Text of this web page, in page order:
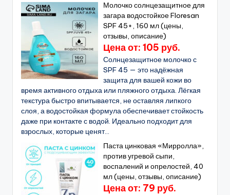
Молочко солнцезащитное для
загара водостойкое Floresan
SPF 45+, 160 мл (цены,
отзывы, описание)
Цена от: 105 руб.
Солнцезащитное молочко с
SPF 45 — это надёжная
защита для вашей кожи во
время активного отдыха или пляжного отдыха. Лёгкая
текстура быстро впитывается, не оставляя липкого
слоя, а водостойкая формула обеспечивает стойкость
даже при контакте с водой. Идеально подходит для
взрослых, которые ценят...
Паста цинковая «Мирролла»,
против угревой сыпи,
воспалений и опрелостей, 40
мл (цены, отзывы, описание)
Цена от: 79 руб.